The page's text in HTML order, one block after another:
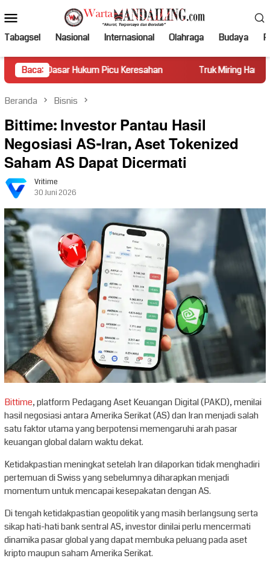
ke
kontenMobile
Tabagsel Nasional Internasional Olahraga Budaya
Baca:
Hukum Picu Keresahan Truk Miring Hambat Arus Lalu
Beranda Bisnis
Bittime: Investor Pantau Hasil
Negosiasi AS-Iran, Aset Tokenized
Saham AS Dapat Dicermati
Vritime
30 Juni 2026
Bittime, platform Pedagang Aset Keuangan Digital (PAKD), menilai
hasil negosiasi antara Amerika Serikat (AS) dan Iran menjadi salah
satu faktor utama yang berpotensi memengaruhi arah pasar
keuangan global dalam waktu dekat.
Ketidakpastian meningkat setelah Iran dilaporkan tidak menghadiri
pertemuan di Swiss yang sebelumnya diharapkan menjadi
momentum untuk mencapai kesepakatan dengan AS.
Di tengah ketidakpastian geopolitik yang masih berlangsung serta
sikap hati-hati bank sentral AS, investor dinilai perlu mencermati
dinamika pasar global yang dapat membuka peluang pada aset
kripto maupun saham Amerika Serikat.